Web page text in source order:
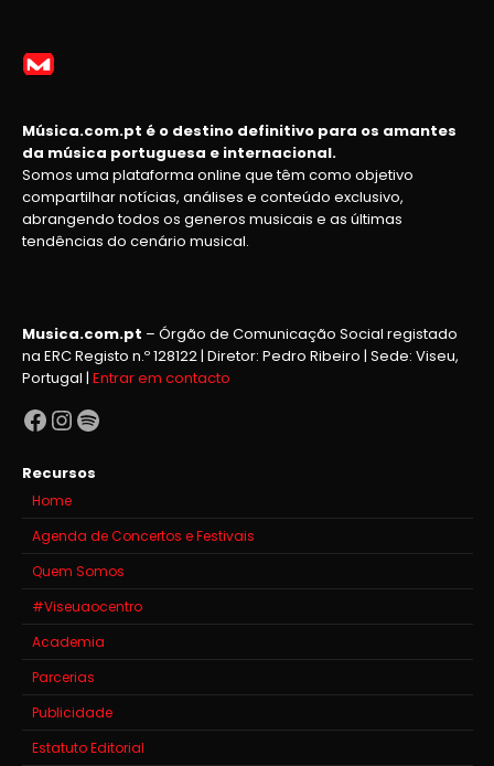
Música.com.pt é o destino definitivo para os amantes
da música portuguesa e internacional.
Somos uma plataforma online que têm como objetivo
compartilhar notícias, análises e conteúdo exclusivo,
abrangendo todos os generos musicais e as últimas
tendências do cenário musical.
Musica.com.pt – Órgão de Comunicação Social registado
na ERC Registo n.º 128122 | Diretor: Pedro Ribeiro | Sede: Viseu,
Portugal | Entrar em contacto
Facebook
Instagram
Spotify
Recursos
Home
Agenda de Concertos e Festivais
Quem Somos
#Viseuaocentro
Academia
Parcerias
Publicidade
Estatuto Editorial